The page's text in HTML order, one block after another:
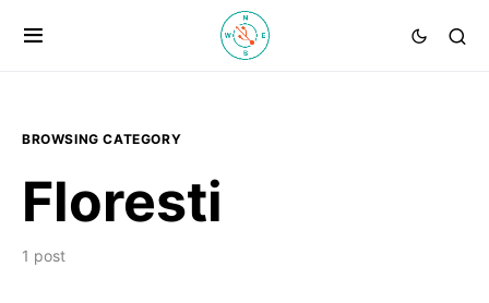
BROWSING CATEGORY
Floresti
1 post